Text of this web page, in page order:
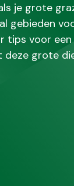
je grote
gebieden
tips voor een
grote